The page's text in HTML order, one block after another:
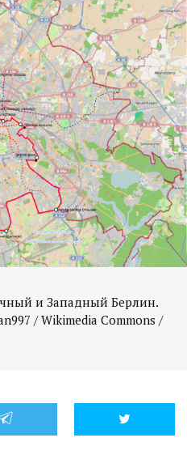
и Западный Берлин.
/ Wikimedia Commons /